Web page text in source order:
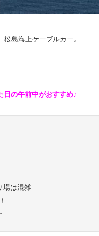
島海上ケーブルカー。
日の午前中がおすすめ♪
場は混雑